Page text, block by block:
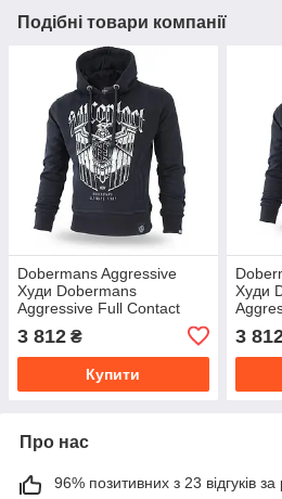
Подібні товари компанії
Dobermans Aggressive
Худи Dobermans
Aggressive Full Contact
3 812 ₴
Купити
Худи
3
Про нас
96% позитивних з 23 відгуків за